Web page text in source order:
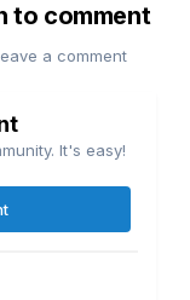
to comment
a comment
It's easy!